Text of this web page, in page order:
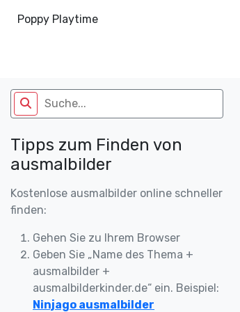
Poppy Playtime
Tipps zum Finden von
ausmalbilder
Kostenlose ausmalbilder online schneller
finden:
Gehen Sie zu Ihrem Browser
Geben Sie „Name des Thema +
ausmalbilder +
ausmalbilderkinder.de“ ein. Beispiel:
Ninjago ausmalbilder